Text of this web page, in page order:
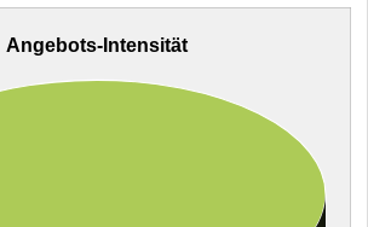
Angebots-Intensität